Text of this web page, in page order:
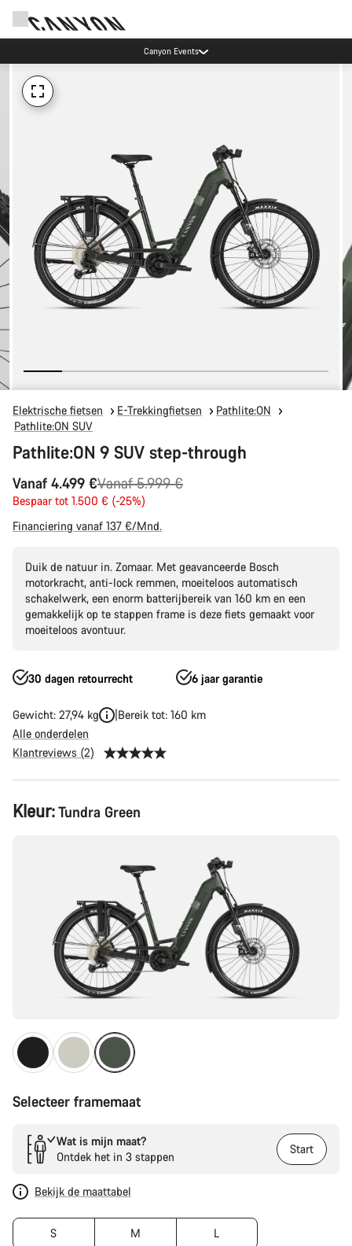
Canyon Events
Elektrische fietsen E-Trekkingfietsen
Pathlite:ON
Pathlite:ON SUV
Pathlite:ON 9 SUV step-through
Vanaf 4.499 €
Originele
Prijs
Vanaf 5.999 €
Bespaar tot 1.500 € (-25%)
Financiering vanaf 137 €/Mnd.
Duik de natuur in. Zomaar. Met geavanceerde Bosch
motorkracht, anti-lock remmen, moeiteloos automatisch
schakelwerk, een enorm batterijbereik van 160 km en een
gemakkelijk op te stappen frame is deze fiets gemaakt voor
moeiteloos avontuur.
30 dagen retourrecht 6 jaar garantie
Gewicht: 27,94 kg
Bereik tot: 160 km
Alle onderdelen
Klantreviews (2)
Productconfiguratie
Kleur:Tundra Green
Selecteer framemaat
Wat is mijn maat?
Ontdek het in 3 stappen
Start
Bekijk de maattabel
S M L